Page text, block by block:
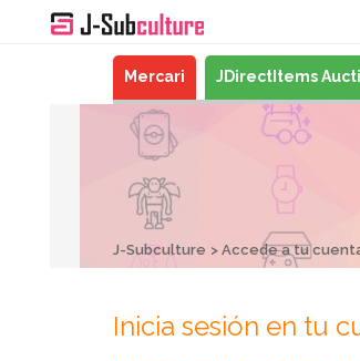
Mercari JDirectItems
J-Subculture Accede a tu
Inicia sesión en tu